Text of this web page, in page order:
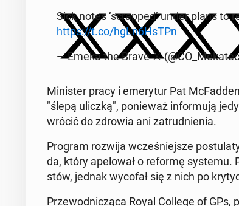
Sick notes ‘scrap­ped’ under plans
https://t.co/hgLn6HsTPn
— Emeka the Brave ⚔️
Mi­ni­ster pracy i eme­ry­tur Pat
"ślepą uliczką", po­nie­waż in­for­mu­ją
wrócić do zdrowia ani za­trud­nie­nia.
Program rozwija wcze­śniej­sze
da, który ape­lo­wał o reformę
stów, jednak wycofał się z nich po
Prze­wod­ni­czą­ca Royal College of GPs,